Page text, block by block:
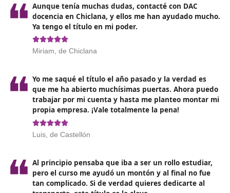
¿Por qué este título es
imprescindible en Chiclana de la
Frontera?
Porque forma parte del paquete de requisitos
impone la normativa europeapara ejercer la
transportista: establecimiento, honorabilidad,
financiera y competencia profesional. Estas cuatro
están fijadas por el Reglamento (CE) 1071/2009
Movilidad). España las aplica a través de su
de transporte (ROTT). En otras palabras: sin
profesional no hay autorización de transporte.